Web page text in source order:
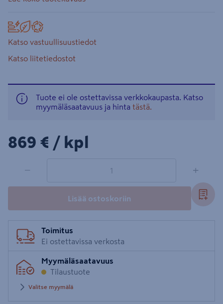
Katso vastuullisuustiedot
Katso liitetiedostot
Tuote ei ole ostettavissa verkkokaupasta. Katso
myymäläsaatavuus ja hinta tästä.
869€/kpl
869 € / kpl
− +
Lisää ostoskoriin
Toimitus
Ei ostettavissa verkosta
Myymäläsaatavuus
Tilaustuote
Valitse myymälä